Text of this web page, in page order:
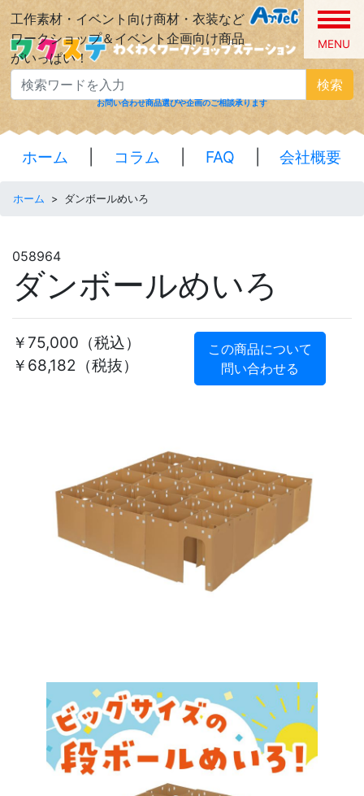
工作素材・イベント向け商材・衣装など
ワークショップ＆イベント企画向け商品
がいっぱい！
MENU
検索
お問い合わせ商品選びや企画のご相談承ります
ホーム コラム FAQ 会社概要
ホーム > ダンボールめいろ
058964
ダンボールめいろ
￥75,000 （税込）
￥68,182（税抜）
この商品について
問い合わせる